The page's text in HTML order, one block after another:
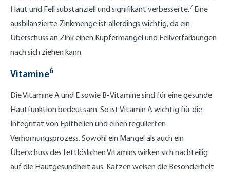
Haut und Fell substanziell und signifikant verbesserte.7 Eine
ausbilanzierte Zinkmenge ist allerdings wichtig, da ein
Überschuss an Zink einen Kupfermangel und Fellverfärbungen
nach sich ziehen kann.
Vitamine6
Die Vitamine A und E sowie B-Vitamine sind für eine gesunde
Hautfunktion bedeutsam. So ist Vitamin A wichtig für die
Integrität von Epithelien und einen regulierten
Verhornungsprozess. Sowohl ein Mangel als auch ein
Überschuss des fettlöslichen Vitamins wirken sich nachteilig
auf die Hautgesundheit aus. Katzen weisen die Besonderheit